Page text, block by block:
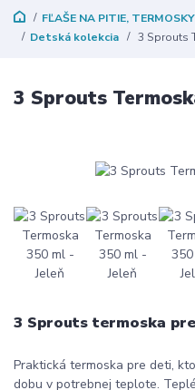
FĽAŠE NA PITIE, TERMOSKY
Detská kolekcia
3 Sprouts
3 Sprouts
3 Sprouts termoska
Praktická termoska pre deti,
dobu v potrebnej teplote.